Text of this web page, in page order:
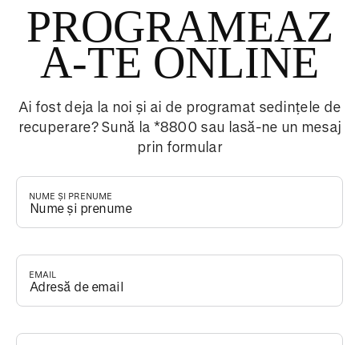
PROGRAMEAZ
A-TE ONLINE
Ai fost deja la noi și ai de programat sedințele de
recuperare? Sună la *8800 sau lasă-ne un mesaj
prin formular
NUME ȘI PRENUME
EMAIL